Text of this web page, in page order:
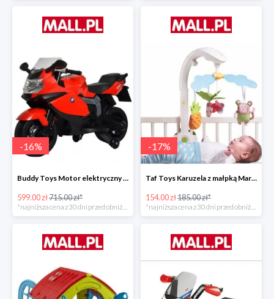
-16%
Buddy Toys Motor elektryczny BMW K1300 BEC 6011 -16%
599.00 zł715.00 zł*
-17%
Taf Toys Karuzela z małpką Marco -16%
154.00 zł185.00 zł*